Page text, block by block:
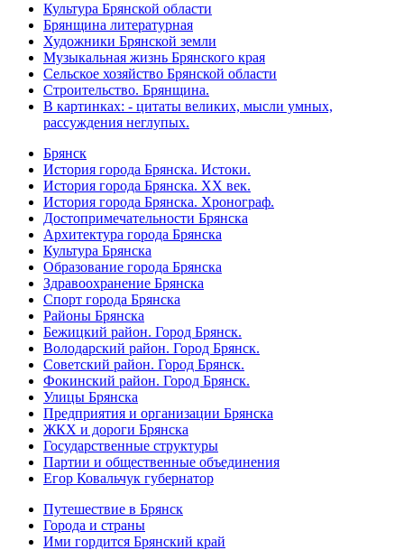
Культура Брянской области
Брянщина литературная
Художники Брянской земли
Музыкальная жизнь Брянского края
Сельское хозяйство Брянской области
Строительство. Брянщина.
В картинках: - цитаты великих, мысли умных,
рассуждения неглупых.
Брянск
История города Брянска. Истоки.
История города Брянска. XX век.
История города Брянска. Хронограф.
Достопримечательности Брянска
Архитектура города Брянска
Культура Брянска
Образование города Брянска
Здравоохранение Брянска
Спорт города Брянска
Районы Брянска
Бежицкий район. Город Брянск.
Володарский район. Город Брянск.
Советский район. Город Брянск.
Фокинский район. Город Брянск.
Улицы Брянска
Предприятия и организации Брянска
ЖКХ и дороги Брянска
Государственные структуры
Партии и общественные объединения
Егор Ковальчук губернатор
Путешествие в Брянск
Города и страны
Ими гордится Брянский край